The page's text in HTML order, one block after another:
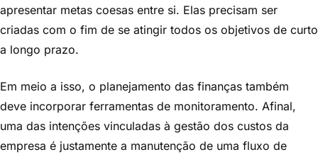
apresentar metas coesas entre si. Elas precisam ser
criadas com o fim de se atingir todos os objetivos de curto
a longo prazo.
Em meio a isso, o planejamento das finanças também
deve incorporar ferramentas de monitoramento. Afinal,
uma das intenções vinculadas à gestão dos custos da
empresa é justamente a manutenção de uma fluxo de